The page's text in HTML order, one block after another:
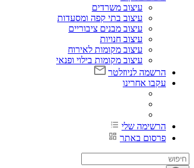
עיצוב משרדים
עיצוב בתי קפה ומסעדות
עיצוב מבנים ציבוריים
עיצוב חנויות
עיצוב מקומות לאירוח
עיצוב מקומות בילוי ופנאי
הרשמה לניוזלטר
עקבו אחרינו
הרשימה שלי
פרסום באתר